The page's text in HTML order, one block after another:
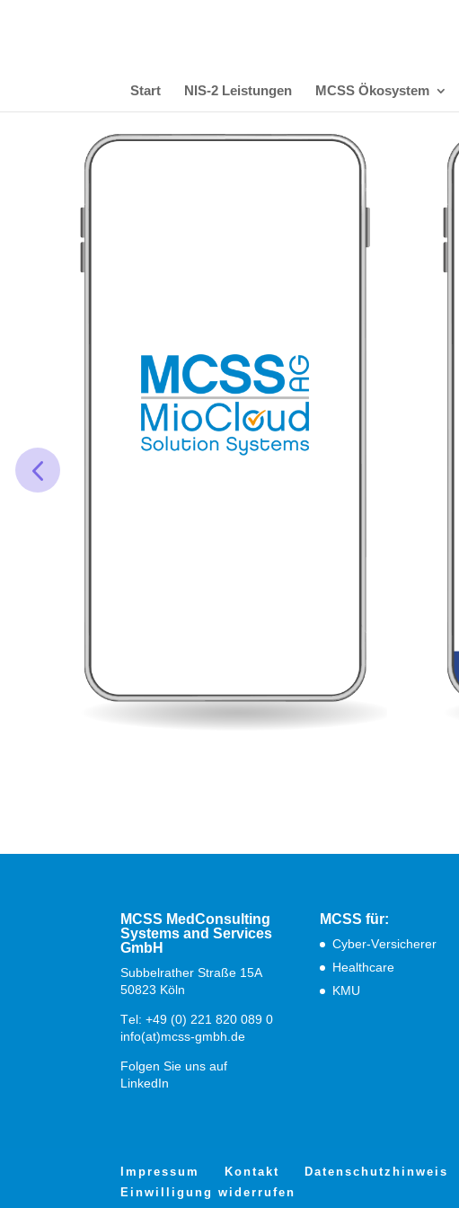
Start NIS-2 Leistungen MCSS Ökosystem
MCSS MedConsulting
Systems and Services
GmbH
Subbelrather Straße 15A
50823 Köln
Tel: +49 (0) 221 820 089 0
info(at)mcss-gmbh.de
Folgen Sie uns auf
LinkedIn
MCSS für:
Cyber-Versicherer
Healthcare
KMU
Impressum Kontakt Datenschutzhinweis
Einwilligung widerrufen